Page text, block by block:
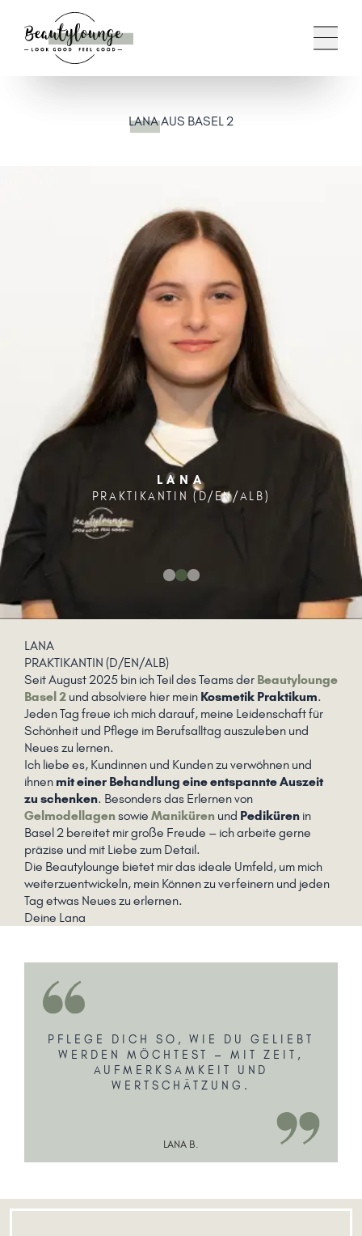
LANAAUS BASEL 2
LANA
PRAKTIKANTIN (D/EN/ALB)
LANA
PRAKTIKANTIN (D/EN/ALB)
Seit August 2025 bin ich Teil des Teams der Beautylounge
Basel 2 und absolviere hier mein Kosmetik Praktikum.
Jeden Tag freue ich mich darauf, meine Leidenschaft für
Schönheit und Pflege im Berufsalltag auszuleben und
Neues zu lernen.
Ich liebe es, Kundinnen und Kunden zu verwöhnen und
ihnen mit einer Behandlung eine entspannte Auszeit
zu schenken. Besonders das Erlernen von
Gelmodellagensowie Maniküren und Pediküren in
Basel 2 bereitet mir große Freude – ich arbeite gerne
präzise und mit Liebe zum Detail.
Die Beautylounge bietet mir das ideale Umfeld, um mich
weiterzuentwickeln, mein Können zu verfeinern und jeden
Tag etwas Neues zu erlernen.
Deine Lana
PFLEGE DICH SO, WIE DU GELIEBT
WERDEN MÖCHTEST – MIT ZEIT,
AUFMERKSAMKEIT UND
WERTSCHÄTZUNG.
LANA B.